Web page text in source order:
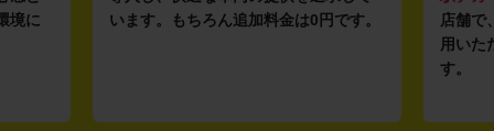
境に
います。もちろん追加料金は0円です。
店舗で
用いた
す。